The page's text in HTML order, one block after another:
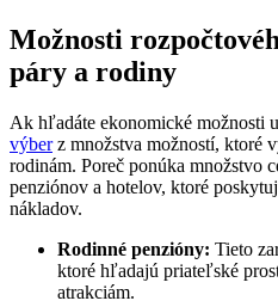
Možnosti
páry a rodiny
Ak hľadáte ekonomické možnosti
výberz množstva možností, ktoré
rodinám. Poreč ponúka množstvo
penziónov a hotelov, ktoré
nákladov.
Rodinné penzióny: Tieto
ktoré hľadajú priateľské
atrakciám.